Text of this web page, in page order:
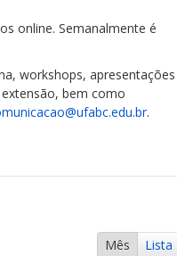
online. Semanalmente é
workshops, apresentações
bem como
.
Mês Lista